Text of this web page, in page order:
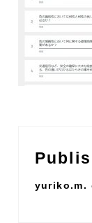
yuriko.m.